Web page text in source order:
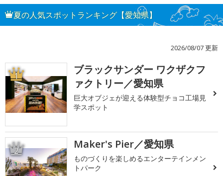
夏の人気スポットランキング【愛知県】
2026/08/07 更新
1
ブラックサンダー ワクザクフ
ァクトリー／愛知県
巨大オブジェが迎える体験型チョコ工場見
学スポット
2 Maker's Pier／愛知県
ものづくりを楽しめるエンターテインメン
トパーク